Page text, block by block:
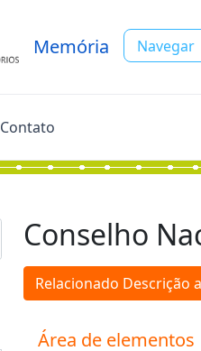
Memória Navegar
Contato
Conselho
Relacionado Descrição
Área de elementos